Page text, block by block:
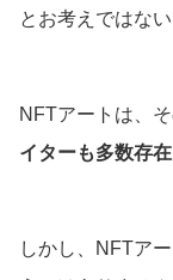
とお考えではない
NFTアートは、
イターも多数存在
しかし、NFTア